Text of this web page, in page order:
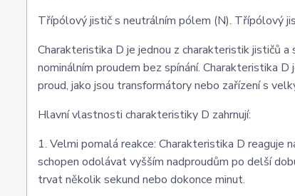
Třípólový jistič s neutrálním pólem (N). Třípólový
Charakteristika D je jednou z charakteristik jističů
nominálním proudem bez spínání. Charakteristika
proud, jako jsou transformátory nebo zařízení s
Hlavní vlastnosti charakteristiky D zahrnují:
1. Velmi pomalá reakce: Charakteristika D reaguje
schopen odolávat vyšším nadproudům po delší
trvat několik sekund nebo dokonce minut.